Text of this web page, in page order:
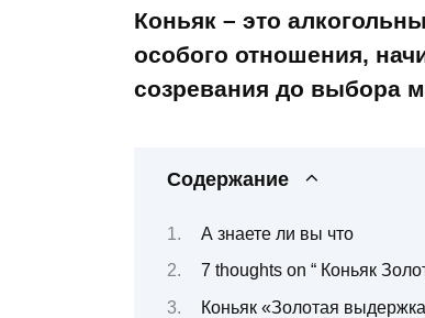
Коньяк – это
особого отношения,
созревания до выбора
Содержание
А знаете ли вы что
7 thoughts on “ Коньяк
Коньяк «Золотая